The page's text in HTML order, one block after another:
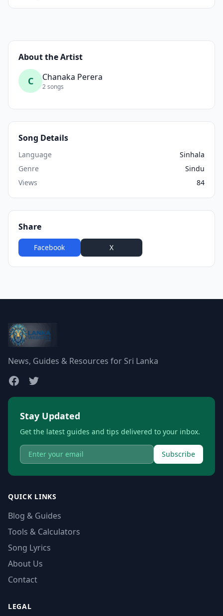
About the Artist
C Chanaka Perera
2 songs
Song Details
Language
Sinhala
Genre
Sindu
Views
84
Share
Facebook X
News, Guides & Resources for Sri Lanka
Stay Updated
Get the latest guides and tips delivered to your inbox.
Subscribe
QUICK LINKS
Blog & Guides
Tools & Calculators
Song Lyrics
About Us
Contact
LEGAL